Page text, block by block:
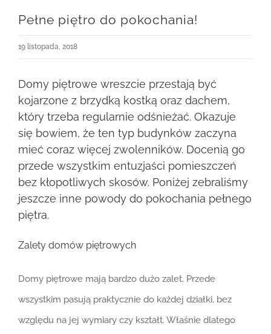
Pełne piętro do pokochania!
19 listopada, 2018
Domy piętrowe wreszcie przestają być
kojarzone z brzydką kostką oraz dachem,
który trzeba regularnie odśnieżać. Okazuje
się bowiem, że ten typ budynków zaczyna
mieć coraz więcej zwolenników. Docenią go
przede wszystkim entuzjaści pomieszczeń
bez kłopotliwych skosów. Poniżej zebraliśmy
jeszcze inne powody do pokochania pełnego
piętra.
Zalety domów piętrowych
Domy piętrowe mają bardzo dużo zalet. Przede
wszystkim pasują praktycznie do każdej działki, bez
względu na jej wymiary czy kształt. Właśnie dlatego